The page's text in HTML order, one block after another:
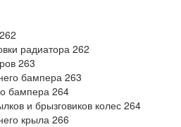
радиатора 262
263
бампера 263
бампера 264
и брызговиков колес 264
крыла 266